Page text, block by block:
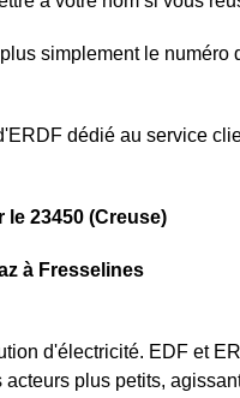
simplement le numéro
dédié au service
23450 (Creuse)
à Fresselines
d'électricité. EDF et
plus petits,